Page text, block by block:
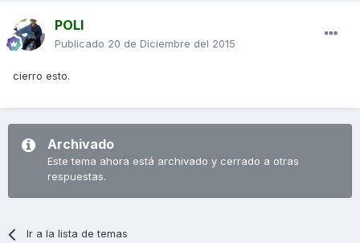
POLI
Publicado 20 de Diciembre del 2015
cierro esto.
Archivado
Este tema ahora está archivado y cerrado a otras
respuestas.
Ir a la lista de temas